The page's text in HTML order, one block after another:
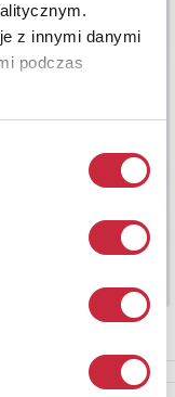
z innymi danymi
podczas